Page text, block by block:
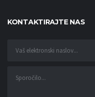
KONTAKTIRAJTE NAS